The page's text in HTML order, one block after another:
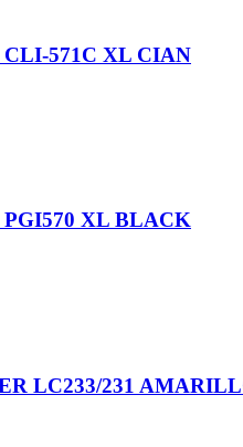
571C XL CIAN
XL BLACK
LC233/231